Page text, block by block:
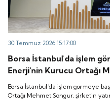
30 Temmuz 2026 15:17:00
Borsa İstanbul'da işlem
Enerji'nin Kurucu Ortağı
yatırım planlarını anlattı.
Borsa İstanbul'da işlem görmeye
Ortağı Mehmet Songur, şirketin